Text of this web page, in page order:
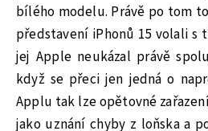
bílého modelu. Právě po tom
představení iPhonů 15 volali s
jej Apple neukázal právě
když se přeci jen jedná o
Applu tak lze opětovné
jako uznání chyby z loňska a